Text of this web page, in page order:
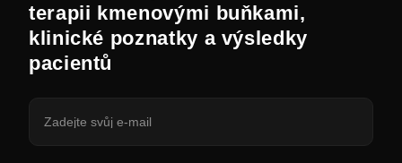
terapii kmenovými buňkami,
klinické poznatky a výsledky
pacientů